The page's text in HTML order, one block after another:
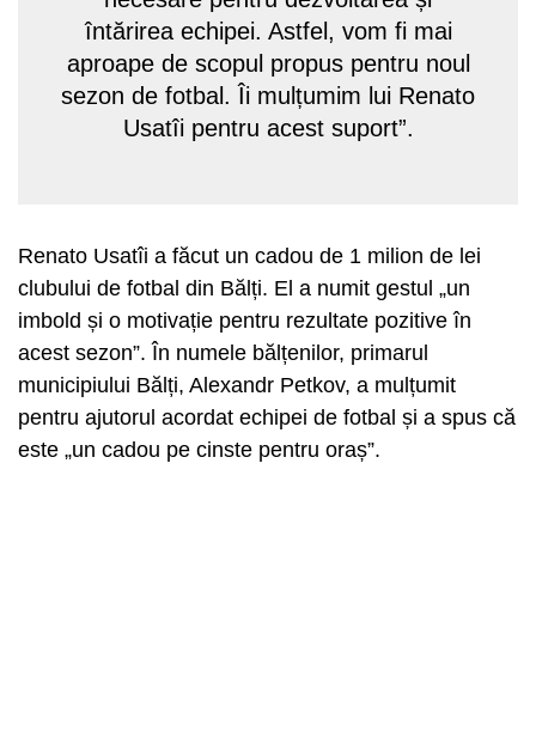
întărirea echipei. Astfel, vom fi mai
aproape de scopul propus pentru noul
sezon de fotbal. Îi mulțumim lui Renato
Usatîi pentru acest suport”.
Renato Usatîi a făcut un cadou de 1 milion de lei
clubului de fotbal din Bălți. El a numit gestul „un
imbold și o motivație pentru rezultate pozitive în
acest sezon”. În numele bălțenilor, primarul
municipiului Bălți, Alexandr Petkov, a mulțumit
pentru ajutorul acordat echipei de fotbal și a spus că
este „un cadou pe cinste pentru oraș”.